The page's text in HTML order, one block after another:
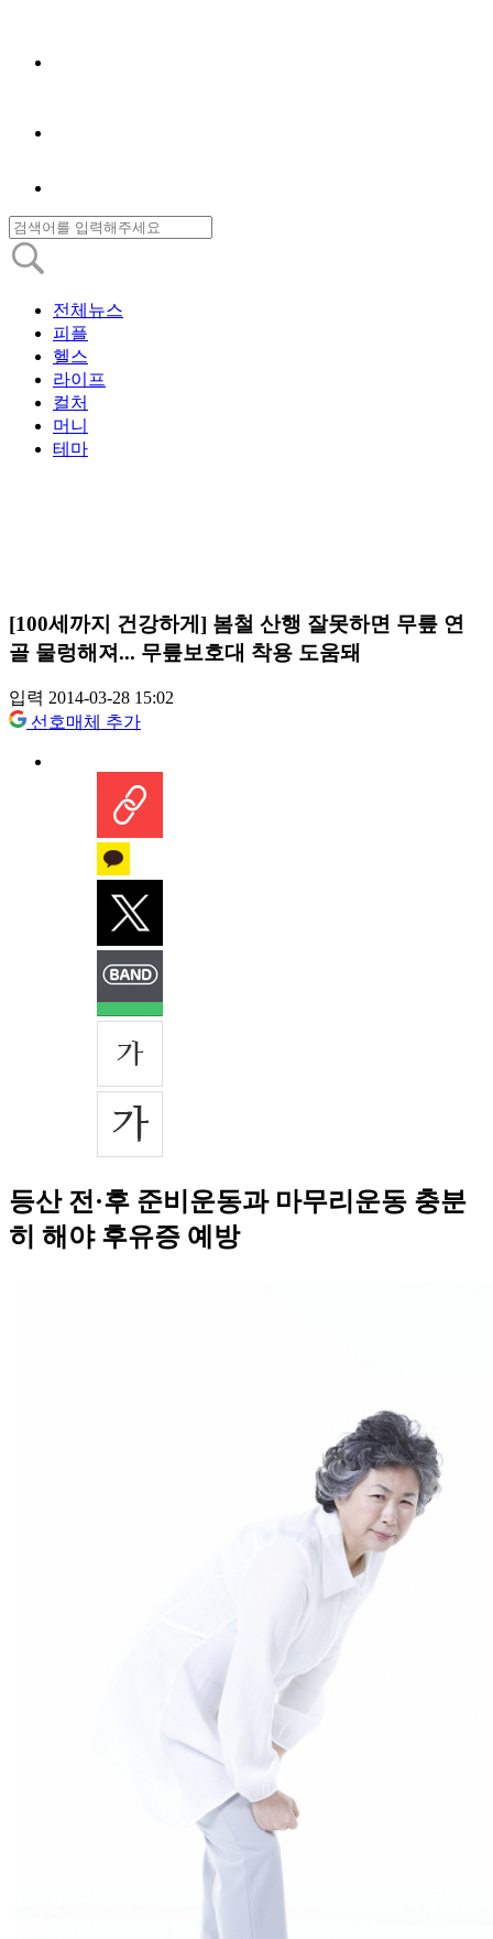
전체뉴스
피플
헬스
라이프
컬처
머니
테마
[100세까지 건강하게] 봄철 산행 잘못하면 무릎 연
골 물렁해져... 무릎보호대 착용 도움돼
입력 2014-03-28 15:02
선호매체 추가
등산 전·후 준비운동과 마무리운동 충분
히 해야 후유증 예방